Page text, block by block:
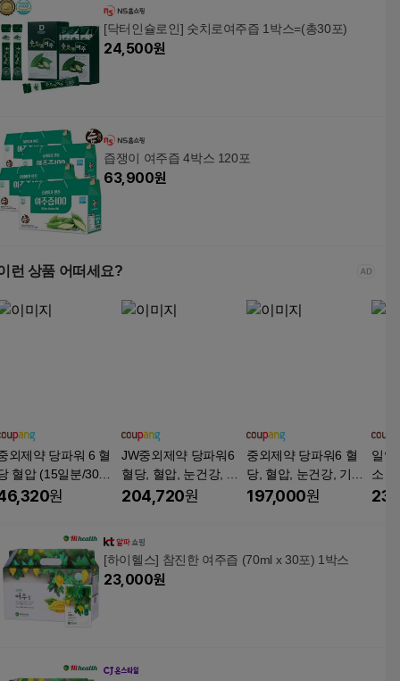
[닥터인슐로인] 숫치로여주즙 1박스=(총30포)
24,500원
즙쟁이 여주즙 4박스 120포
63,900원
런 상품 어떠세요?
외제약 당파워 6 혈
혈압 (15일분/30캡
)
원
JW중외제약 당파워6
혈당, 혈압, 눈건강, 기
억력(2개월분)
204,720원
중외제약 당파워6 혈
당, 혈압, 눈건강, 기억
력(2개월분)
197,000원
일양
소
루션
[하이헬스] 참진한 여주즙 (70ml x 30포) 1박스
23,000원